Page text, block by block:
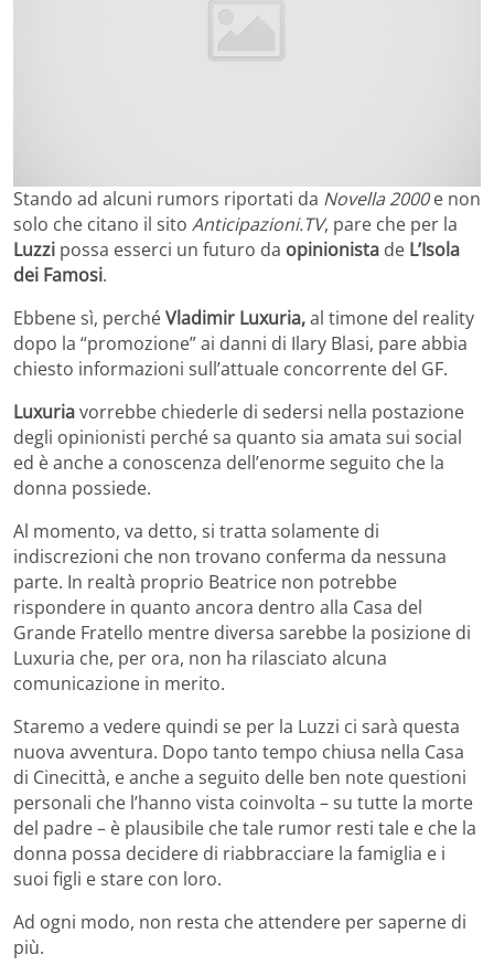
Stando ad alcuni rumors riportati da Novella 2000e non
solo che citano il sito Anticipazioni.TV, pare che per la
Luzzi possa esserci un futuro da opinionista de L’Isola
dei Famosi.
Ebbene sì, perchéVladimir Luxuria,al timone del reality
dopo la “promozione” ai danni di Ilary Blasi, pare abbia
chiesto informazioni sull’attuale concorrente del GF.
Luxuriavorrebbe chiederle di sedersi nella postazione
degli opinionisti perché sa quanto sia amata sui social
ed è anche a conoscenza dell’enorme seguito che la
donna possiede.
Al momento, va detto, si tratta solamente di
indiscrezioni che non trovano conferma da nessuna
parte. In realtà proprio Beatrice non potrebbe
rispondere in quanto ancora dentro alla Casa del
Grande Fratello mentre diversa sarebbe la posizione di
Luxuria che, per ora, non ha rilasciato alcuna
comunicazione in merito.
Staremo a vedere quindi se per la Luzzi ci sarà questa
nuova avventura. Dopo tanto tempo chiusa nella Casa
di Cinecittà, e anche a seguito delle ben note questioni
personali che l’hanno vista coinvolta – su tutte la morte
del padre – è plausibile che tale rumor resti tale e che la
donna possa decidere di riabbracciare la famiglia e i
suoi figli e stare con loro.
Ad ogni modo, non resta che attendere per saperne di
più.